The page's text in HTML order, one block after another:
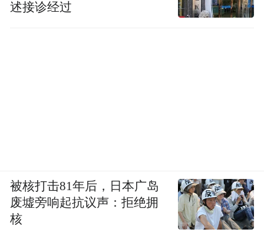
述接诊经过
被核打击81年后，日本广岛
废墟旁响起抗议声：拒绝拥
核